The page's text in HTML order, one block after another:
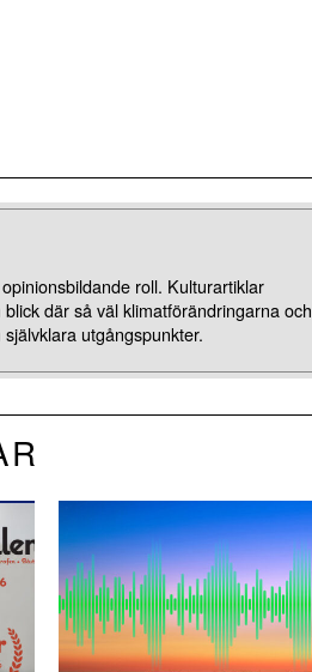
roll. Kulturartiklar
där så väl klimatförändringarna och
utgångspunkter.